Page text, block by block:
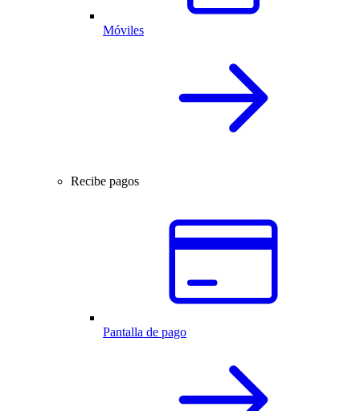
Móviles
Recibe pagos
Pantalla de pago